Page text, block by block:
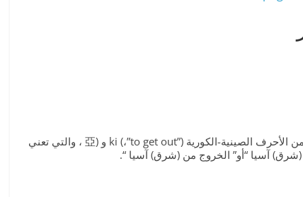
: وفقًا لشركة Kia Motors، فإن اسم “Kia” مشتق من الأحرف الصينية-الكورية ki (،”to get out”) و (亞 ، والتي تعني
(شرق) آسيا “أو” الخروج من (شرق) آسيا “.